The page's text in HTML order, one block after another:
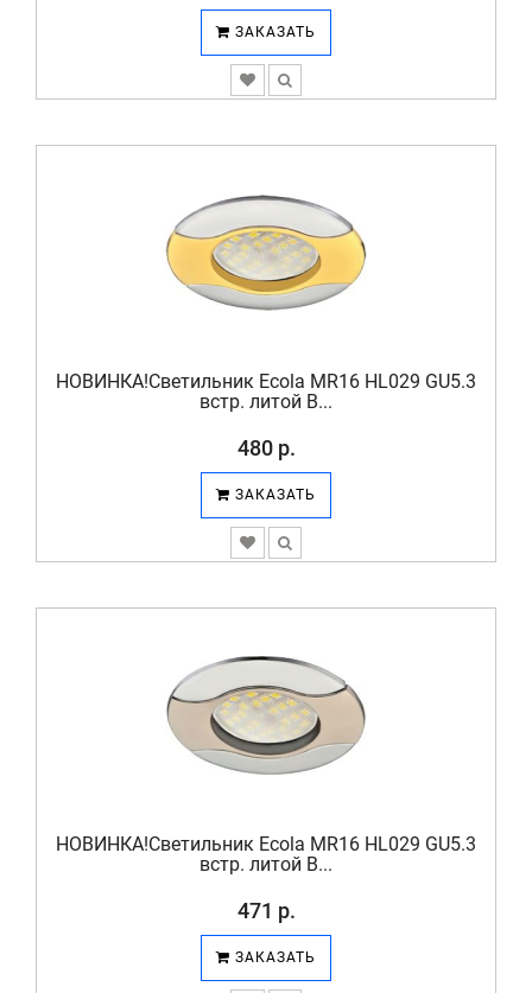
ЗАКАЗАТЬ
НОВИНКА!Светильник Ecola MR16 HL029 GU5.3
встр. литой В...
480 р.
ЗАКАЗАТЬ
НОВИНКА!Светильник Ecola MR16 HL029 GU5.3
встр. литой В...
471 р.
ЗАКАЗАТЬ